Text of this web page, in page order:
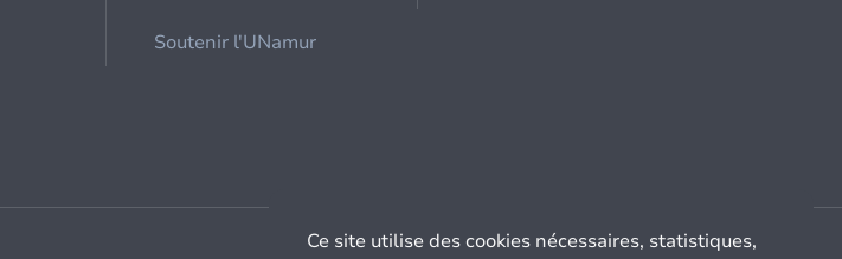
Soutenir l'UNamur
Ce site utilise des cookies nécessaires, statistiques,